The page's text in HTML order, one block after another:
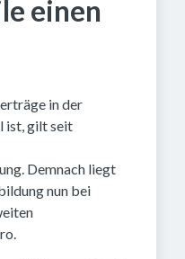
einen
in der
ist, gilt seit
Demnach liegt
nun bei